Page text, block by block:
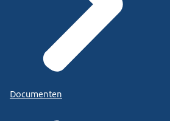
Documenten